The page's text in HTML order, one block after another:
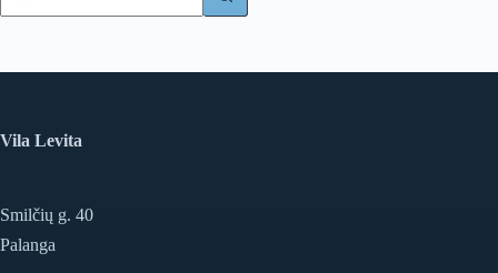
Vila Levita
Smilčių g. 40
Palanga